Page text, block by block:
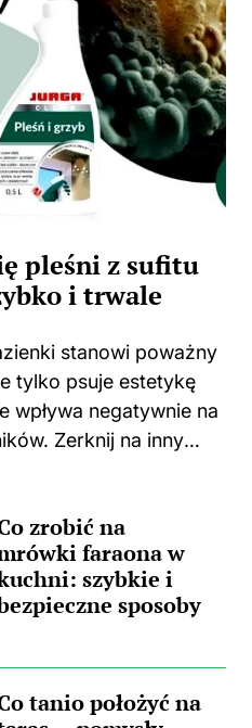
pleśni z sufitu
i trwale
stanowi poważny
tylko psuje estetykę
wpływa negatywnie na
Zerknij na inny
Główną
zrobić na
faraona w
szybkie i
sposoby
tanio położyć na